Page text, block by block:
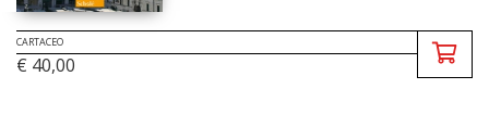
CARTACEO
€ 40,00